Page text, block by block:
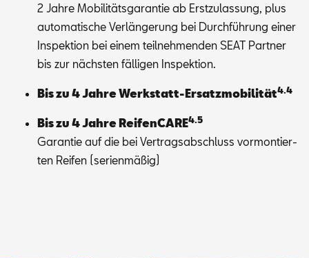
2 Jah­re Mo­bi­li­täts­ga­ran­tie ab Erst­zu­las­sung, plus
au­to­ma­ti­sche Ver­län­ge­rung bei Durch­füh­rung ei­ner
In­spek­ti­on bei ei­nem teil­neh­men­den SEAT Part­ner
bis zur nächs­ten fäl­li­gen In­spek­ti­on.
Bis zu 4 Jah­re Werk­statt-Er­satz­mo­bi­li­tät4.4
Bis zu 4 Jah­re Rei­fen­CA­RE4.5
Ga­ran­tie auf die bei Ver­trags­ab­schluss vor­mon­tier­
ten Rei­fen (se­ri­en­mä­ßig)